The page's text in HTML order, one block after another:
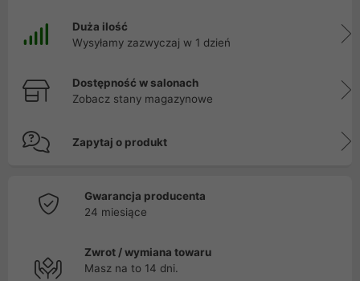
Duża ilość
Wysyłamy zazwyczaj w 1 dzień
Dostępność w salonach
Zobacz stany magazynowe
Zapytaj o produkt
Gwarancja producenta
24 miesiące
Zwrot / wymiana towaru
Masz na to 14 dni.